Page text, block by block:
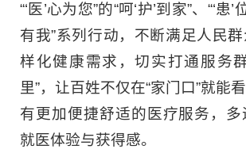
“‘医’心为您”的“呵‘护’到家”、“‘患
有我”系列行动，不断满足人民
样化健康需求，切实打通服务
里”，让百姓不仅在“家门口”就能
有更加便捷舒适的医疗服务，
就医体验与获得感。